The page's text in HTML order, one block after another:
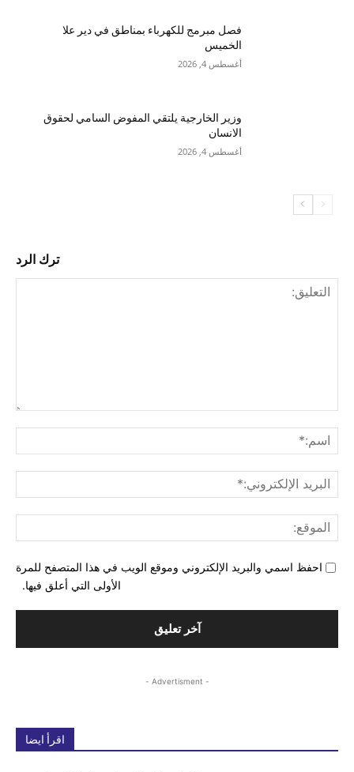
فصل مبرمج للكهرباء بمناطق في دير علا
الخميس
أغسطس 4, 2026
وزير الخارجية يلتقي المفوض السامي لحقوق
الانسان
أغسطس 4, 2026
ترك الرد
احفظ اسمي والبريد الإلكتروني وموقع الويب في هذا المتصفح للمرة
الأولى التي أعلق فيها.
- Advertisment -
اقرأ ايضا